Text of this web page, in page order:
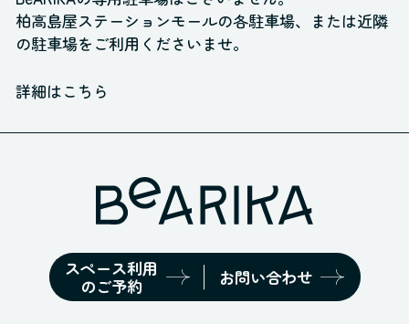
柏高島屋ステーションモールの各駐車場、 または近隣
の駐車場をご利用くださいませ。
詳細はこちら
スペース利用
のご予約
お問い合わせ